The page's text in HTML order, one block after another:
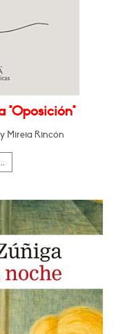
"Oposición"
Mireia Rincón